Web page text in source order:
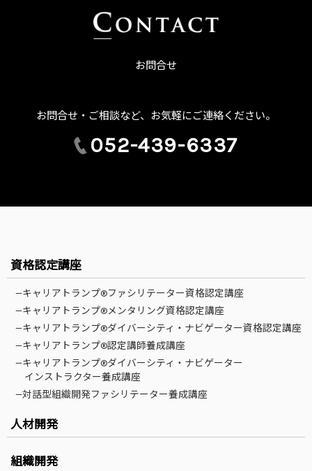
お問合せ
お問合せ・ご相談など、お気軽にご連絡ください。
052-439-6337
資格認定講座
—キャリアトランプ®ファシリテーター資格認定講座
—キャリアトランプ®メンタリング資格認定講座
—キャリアトランプ®ダイバーシティ・ナビゲーター資格認定講座
—キャリアトランプ®認定講師養成講座
—キャリアトランプ®ダイバーシティ・ナビゲーター
インストラクター養成講座
—対話型組織開発ファシリテーター養成講座
人材開発
組織開発